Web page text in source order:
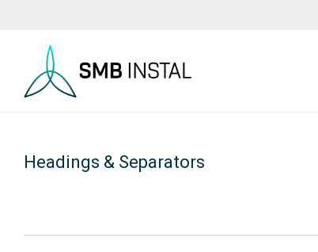
Headings & Separators